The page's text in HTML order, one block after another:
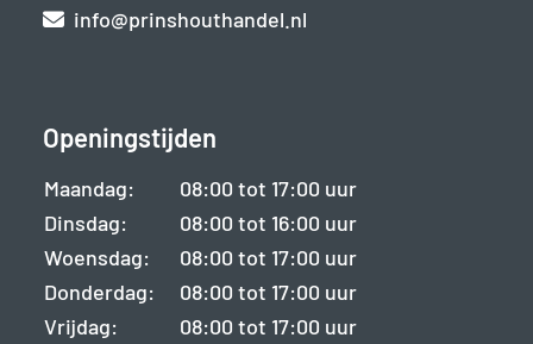
info@prinshouthandel.nl
Openingstijden
Maandag:
08:00 tot 17:00 uur
Dinsdag:
08:00 tot 16:00 uur
Woensdag:
08:00 tot 17:00 uur
Donderdag:
08:00 tot 17:00 uur
Vrijdag:
08:00 tot 17:00 uur